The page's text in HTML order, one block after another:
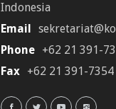
Indonesia
Email
Phone +62 21 391-
Fax +62 21 391-7354